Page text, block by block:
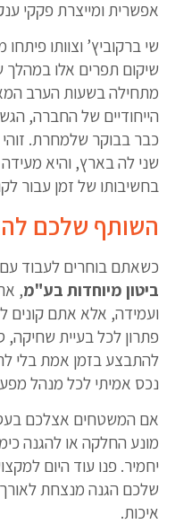
אפשרית ומייצרת פקקי
שי ברקוביץ’ וצוותו פיתחו
שיקום תפרים אלו
מתחילה בשעות הערב
הייחודיים של החברה,
כבר בבוקר שלמחרת. זוהי
שני לה בארץ, והיא
בחשיבותו של זמן עבור
השותף שלכם
כשאתם בוחרים לעבוד
ביטון מיוחדות בע"מ,
ועמידה, אלא אתם קונים
פתרון לכל בעיית שחיקה,
להתבצע בזמן אמת בלי
נכס אמיתי לכל מנהל
אם המשטחים אצלכם בעסק
מונע החלקה או להגנה
יחמיר. פנו עוד היום
שלכם הגנה מנצחת לאורך
איכות.